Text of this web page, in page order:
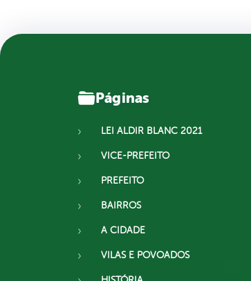
Páginas
LEI ALDIR BLANC 2021
VICE-PREFEITO
PREFEITO
BAIRROS
A CIDADE
VILAS E POVOADOS